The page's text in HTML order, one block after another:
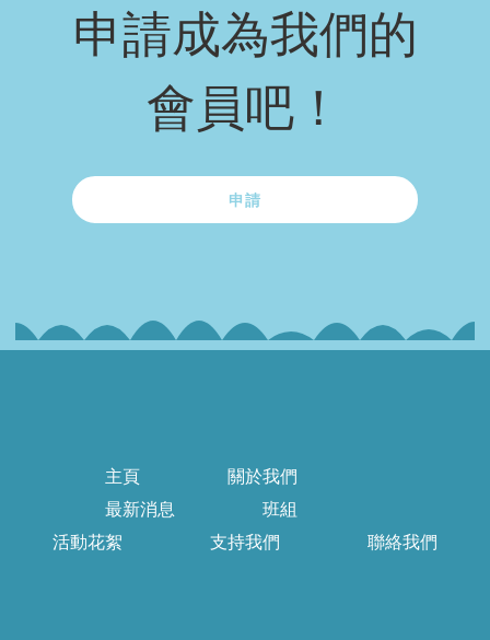
申請成為我們的
會員吧！
申請
主頁
關於我們
最新消息
班組
活動花絮
支持我們 聯絡我們